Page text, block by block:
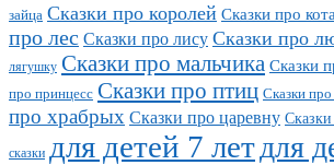
зайца Сказки про королей Сказки про
про лес Сказки про лису Сказки про
лягушку Сказки про мальчика Сказки
про принцесс Сказки про птиц Сказки
про храбрых Сказки про царевну
сказки для детей 7 летдля